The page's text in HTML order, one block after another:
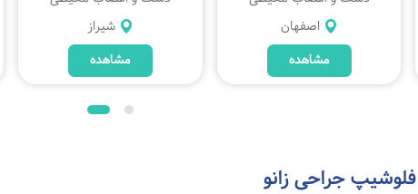
اصفهان
مشاهده
شیراز
مشاهده
فلوشیپ جراحی زانو